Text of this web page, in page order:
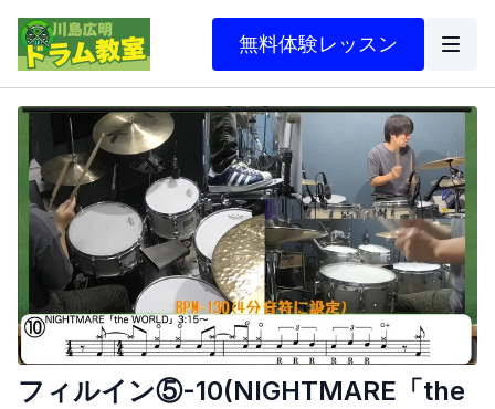
無料体験レッスン
フィルイン⑤-10(NIGHTMARE「the